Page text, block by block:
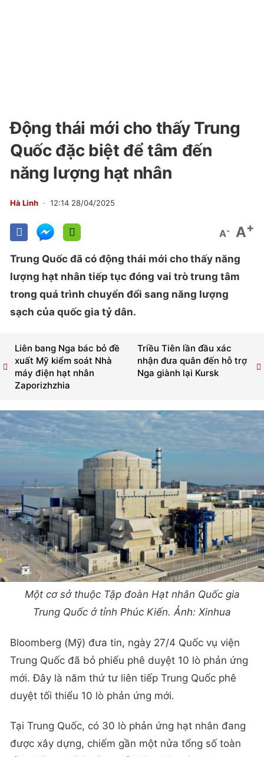
Động thái mới cho thấy Trung
Quốc đặc biệt để tâm đến
năng lượng hạt nhân
Hà Linh 12:14 28/04/2025
A- A+
Trung Quốc đã có động thái mới cho thấy năng
lượng hạt nhân tiếp tục đóng vai trò trung tâm
trong quá trình chuyển đổi sang năng lượng
sạch của quốc gia tỷ dân.
Triều Tiên lần đầu xác
nhận đưa quân đến hỗ trợ
Nga giành lại Kursk
Liên bang Nga bác bỏ đề
xuất Mỹ kiểm soát Nhà
máy điện hạt nhân
Zaporizhzhia
Một cơ sở thuộc Tập đoàn Hạt nhân Quốc gia
Trung Quốc ở tỉnh Phúc Kiến. Ảnh: Xinhua
Bloomberg (Mỹ) đưa tin, ngày 27/4 Quốc vụ viện
Trung Quốc đã bỏ phiếu phê duyệt 10 lò phản ứng
mới. Đây là năm thứ tư liên tiếp Trung Quốc phê
duyệt tối thiểu 10 lò phản ứng mới.
Tại Trung Quốc, có 30 lò phản ứng hạt nhân đang
được xây dựng, chiếm gần một nửa tổng số toàn